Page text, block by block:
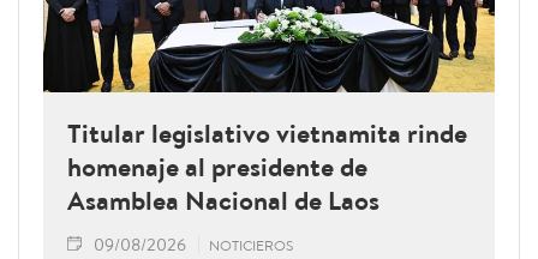
Titular legislativo vietnamita rinde
homenaje al presidente de
Asamblea Nacional de Laos
09/08/2026 NOTICIEROS